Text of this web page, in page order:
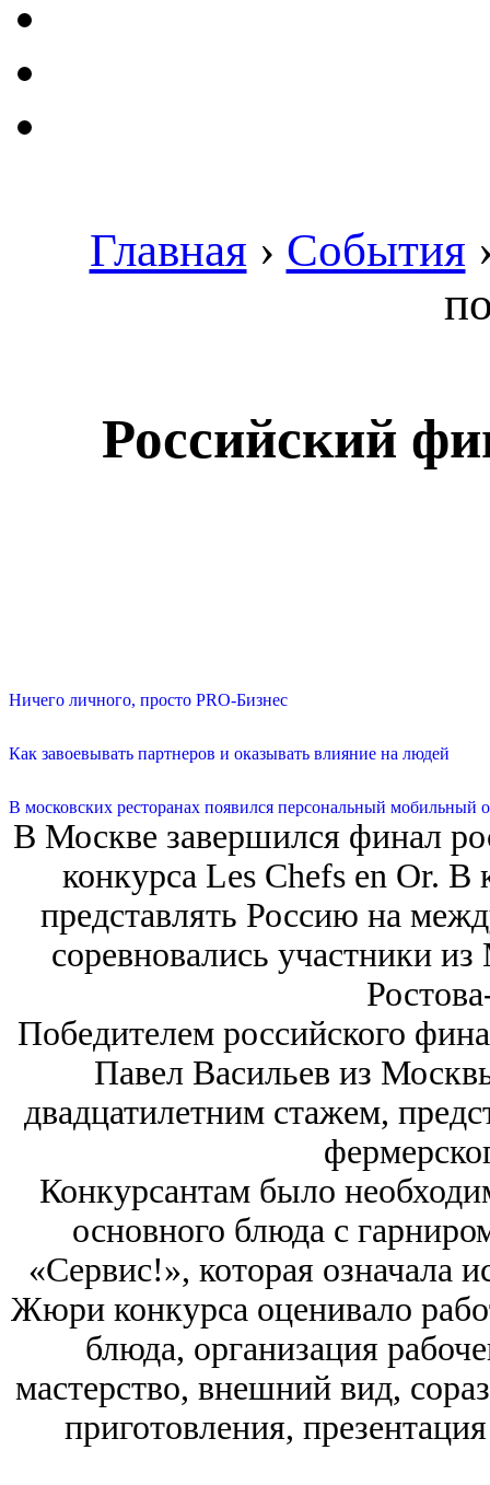
Главная › События
Российский
Ничего личного, просто PRO-Бизнес
Как завоевывать партнеров и оказывать влияние на людей
В московских ресторанах появился персональный мобильный
В Москве завершился финал
конкурса Les Chefs en Or.
представлять Россию на
соревновались участники
Победителем российского
Павел Васильев из
двадцатилетним стажем,
Конкурсантам было
основного блюда с
«Сервис!», которая означала
Жюри конкурса оценивало
блюда, организация
мастерство, внешний вид,
приготовления,